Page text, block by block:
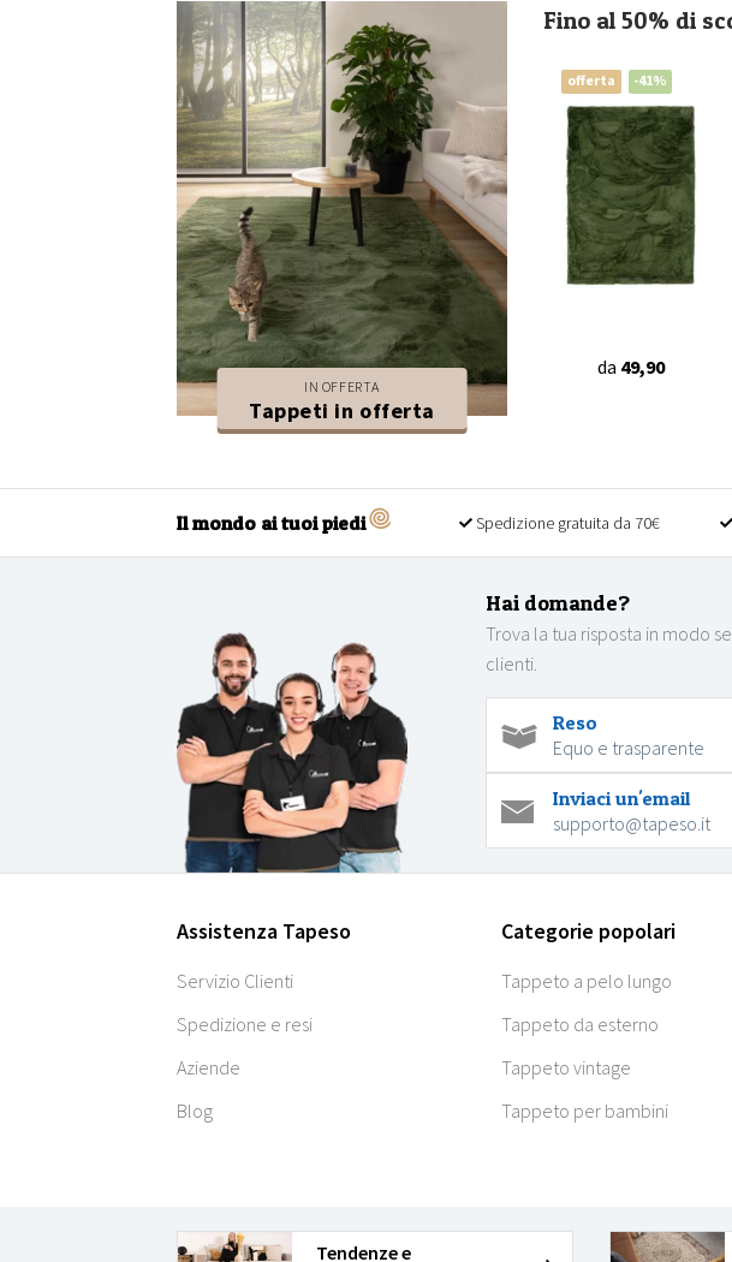
IN OFFERTA
Tappeti in offerta
Fino al 50% di
offerta -41%
da 49,90
Il mondo ai tuoi piedi Spedizione gratuita da 70€
Hai domande?
Trova la tua risposta in modo
clienti.
Reso
Equo e trasparente
Inviaci un'email
supporto@tapeso.it
Assistenza Tapeso
Servizio Clienti
Spedizione e resi
Aziende
Blog
Categorie popolari
Tappeto a pelo lungo
Tappeto da esterno
Tappeto vintage
Tappeto per bambini
Tendenze e